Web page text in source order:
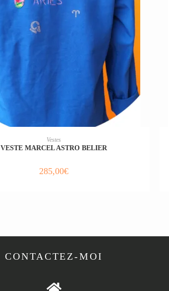
AJOUTER AU PANIER
Vestes
VESTE MARCEL ASTRO BELIER
285,00€
CONTACTEZ-MOI